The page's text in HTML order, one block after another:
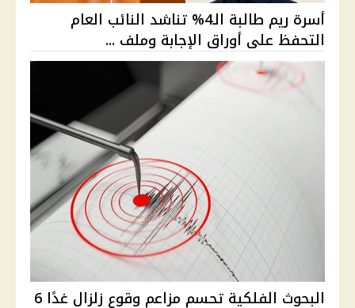
أسرة ريم طالبة الـ4% تناشد النائب العام
التحفظ على أوراق الإجابة وملف ...
البحوث الفلكية تحسم مزاعم وقوع زلزال غدًا 6